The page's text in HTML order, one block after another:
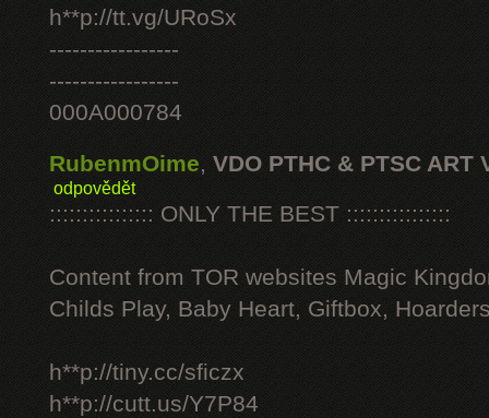
h**p://tt.vg/URoSx
-----------------
-----------------
000A000784
RubenmOime, VDO PTHC & PTSC ART
odpovědět
:::::::::::::::: ONLY THE BEST ::::::::::::::::
Content from TOR websites Magic
Childs Play, Baby Heart, Giftbox,
h**p://tiny.cc/sficzx
h**p://cutt.us/Y7P84